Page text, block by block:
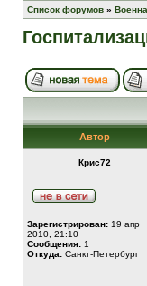
Список форумов »
Автор
Крис72
Зарегистрирован: 19 апр
2010, 21:10
Сообщения: 1
Откуда: Санкт-Петербург